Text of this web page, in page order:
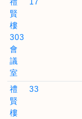
禮
賢
樓
303
會
議
室
17
禮
賢
樓
33